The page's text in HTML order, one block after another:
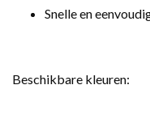
Snelle en
Beschikbare kleuren: